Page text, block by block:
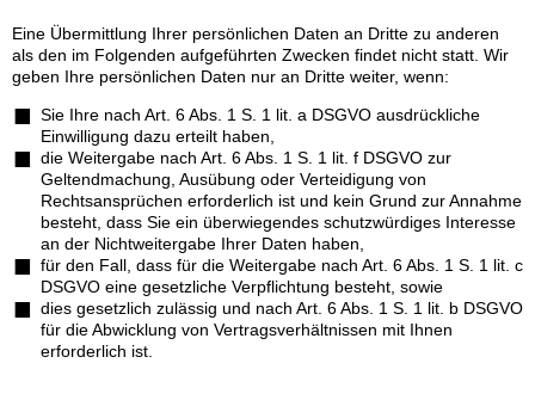
Eine Übermittlung Ihrer persönlichen Daten an Dritte zu anderen
als den im Folgenden aufgeführten Zwecken findet nicht statt. Wir
geben Ihre persönlichen Daten nur an Dritte weiter, wenn:
Sie Ihre nach Art. 6 Abs. 1 S. 1 lit. a DSGVO ausdrückliche
Einwilligung dazu erteilt haben,
die Weitergabe nach Art. 6 Abs. 1 S. 1 lit. f DSGVO zur
Geltendmachung, Ausübung oder Verteidigung von
Rechtsansprüchen erforderlich ist und kein Grund zur Annahme
besteht, dass Sie ein überwiegendes schutzwürdiges Interesse
an der Nichtweitergabe Ihrer Daten haben,
für den Fall, dass für die Weitergabe nach Art. 6 Abs. 1 S. 1 lit. c
DSGVO eine gesetzliche Verpflichtung besteht, sowie
dies gesetzlich zulässig und nach Art. 6 Abs. 1 S. 1 lit. b DSGVO
für die Abwicklung von Vertragsverhältnissen mit Ihnen
erforderlich ist.